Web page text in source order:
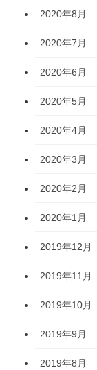
2020年8月
2020年7月
2020年6月
2020年5月
2020年4月
2020年3月
2020年2月
2020年1月
2019年12月
2019年11月
2019年10月
2019年9月
2019年8月